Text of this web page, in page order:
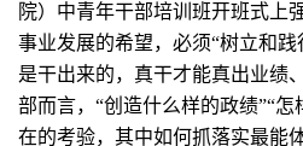
院）中青年干部培训班开班式上
事业发展的希望，必须“树立和
是干出来的，真干才能真出业绩
部而言，“创造什么样的政绩”“
在的考验，其中如何抓落实最能